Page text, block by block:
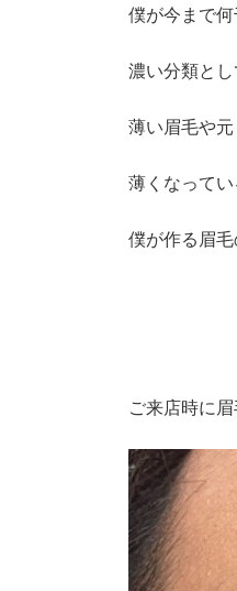
僕が今まで
濃い分類と
薄い眉毛や
薄くなって
僕が作る眉毛
ご来店時に